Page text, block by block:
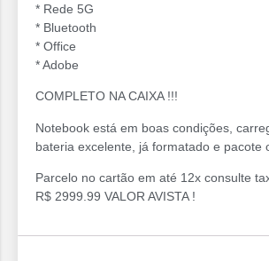
* Rede 5G
* Bluetooth
* Office
* Adobe
COMPLETO NA CAIXA !!!
Notebook está em boas condições,
bateria excelente, já formatado e pacote
Parcelo no cartão em até 12x consulte
R$ 2999.99 VALOR AVISTA !